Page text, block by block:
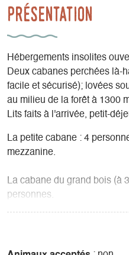
Présentation
Hébergements insolites
Deux cabanes perchées là-
facile et sécurisé); lovées
au milieu de la forêt à 1300
Lits faits à l'arrivée, petit-
La petite cabane : 4
mezzanine.
La cabane du grand bois (à
personnes.
Dans les deux cabanes :